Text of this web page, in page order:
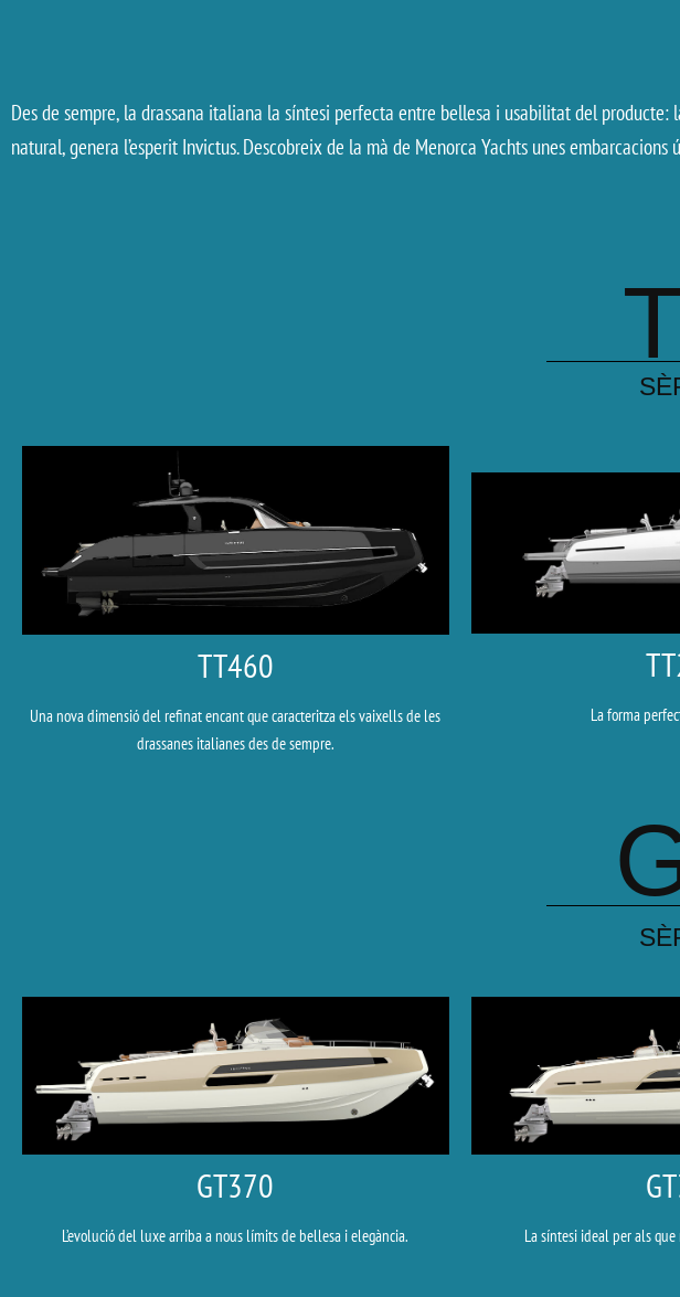
Des de sempre, la drassana italiana la síntesi perfecta entre bellesa i usabilitat del
natural, genera l’esperit Invictus. Descobreix de la mà de Menorca Yachts unes embarcacions
TT460
Una nova dimensió del refinat encant que caracteritza els vaixells de les
drassanes italianes des de sempre.
La forma
GT370
L’evolució del luxe arriba a nous límits de bellesa i elegància. La síntesi ideal per als que